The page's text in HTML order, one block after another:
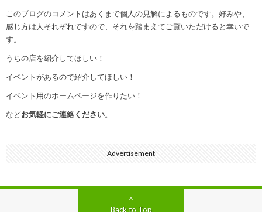
このブログのコメントはあくまで個人の見解によるものです。好みや、
感じ方は人それぞれですので、それを踏まえてご覧いただけると幸いで
す。
うちの店を紹介してほしい！
イベントがあるので紹介してほしい！
イベント用のホームページを作りたい！
などお気軽にご連絡ください。
Advertisement
Back to Top